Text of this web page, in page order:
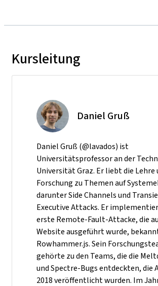
Kursleitung
Daniel Gruß
Daniel Gruß (@lavados) ist
Universitätsprofessor an der
Universität Graz. Er liebt die Lehre
Forschung zu Themen auf
darunter Side Channels und
Executive Attacks. Er
erste Remote-Fault-Attacke, die
Website ausgeführt wurde,
Rowhammer.js. Sein
gehörte zu den Teams, die die
und Spectre-Bugs entdeckten, die
2018 veröffentlicht wurden. Im